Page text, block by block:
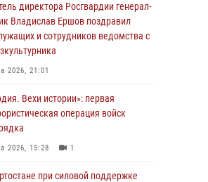
директора Росгвардии генерал-
Владислав Ершов поздравил
и сотрудников ведомства с
2026, 21:01
Вехи истории»: первая
операция войск
2026, 15:28 1
при силовой поддержке